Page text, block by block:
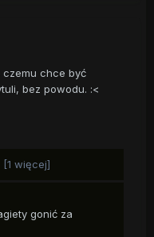
czemu chce być
bez powodu. :<
[1 więcej]
gonić za